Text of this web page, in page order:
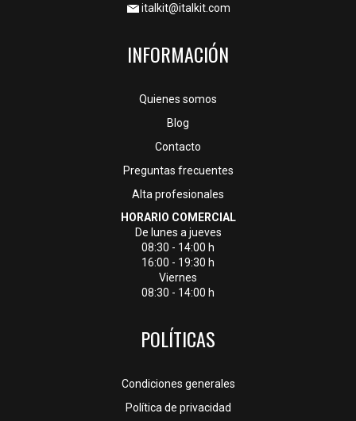
italkit@italkit.com
INFORMACIÓN
Quienes somos
Blog
Contacto
Preguntas frecuentes
Alta profesionales
HORARIO COMERCIAL
De lunes a jueves
08:30 - 14:00 h
16:00 - 19:30 h
Viernes
08:30 - 14:00 h
POLÍTICAS
Condiciones generales
Política de privacidad